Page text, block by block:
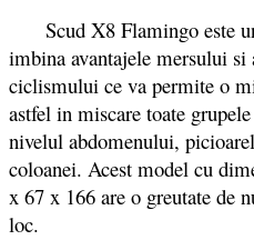
Scud X8 Flamingo este
imbina avantajele mersului
ciclismului ce va permite o
astfel in miscare toate
nivelul abdomenului,
coloanei. Acest model cu
x 67 x 166 are o greutate de
loc.